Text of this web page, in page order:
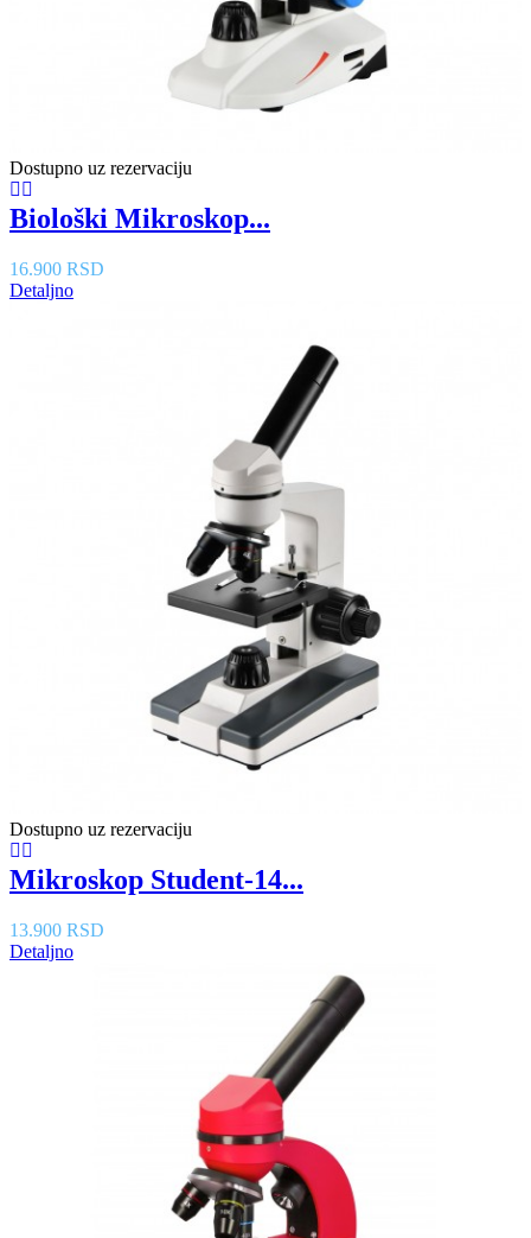
Dostupno uz rezervaciju
Biološki Mikroskop...
16.900 RSD
Detaljno
Dostupno uz rezervaciju
Mikroskop Student-14...
13.900 RSD
Detaljno